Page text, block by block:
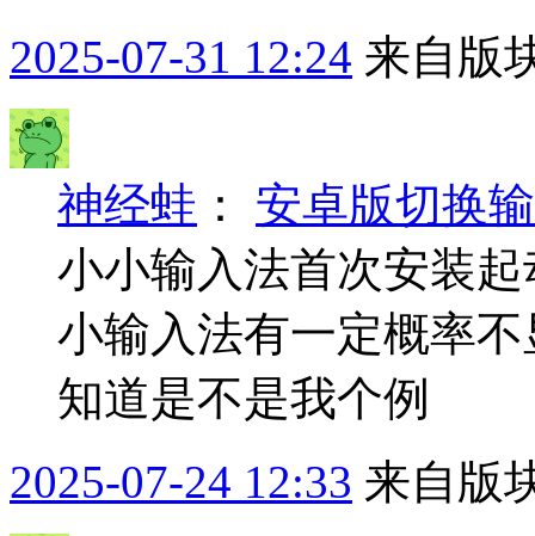
2025-07-31 12:24 来自版
神经蛙 ： 安卓版切换
小小输入法首次安装
小输入法有一定概率
知道是不是我个例
2025-07-24 12:33 来自版